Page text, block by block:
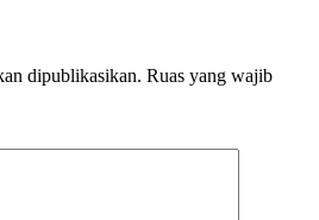
dipublikasikan. Ruas yang wajib